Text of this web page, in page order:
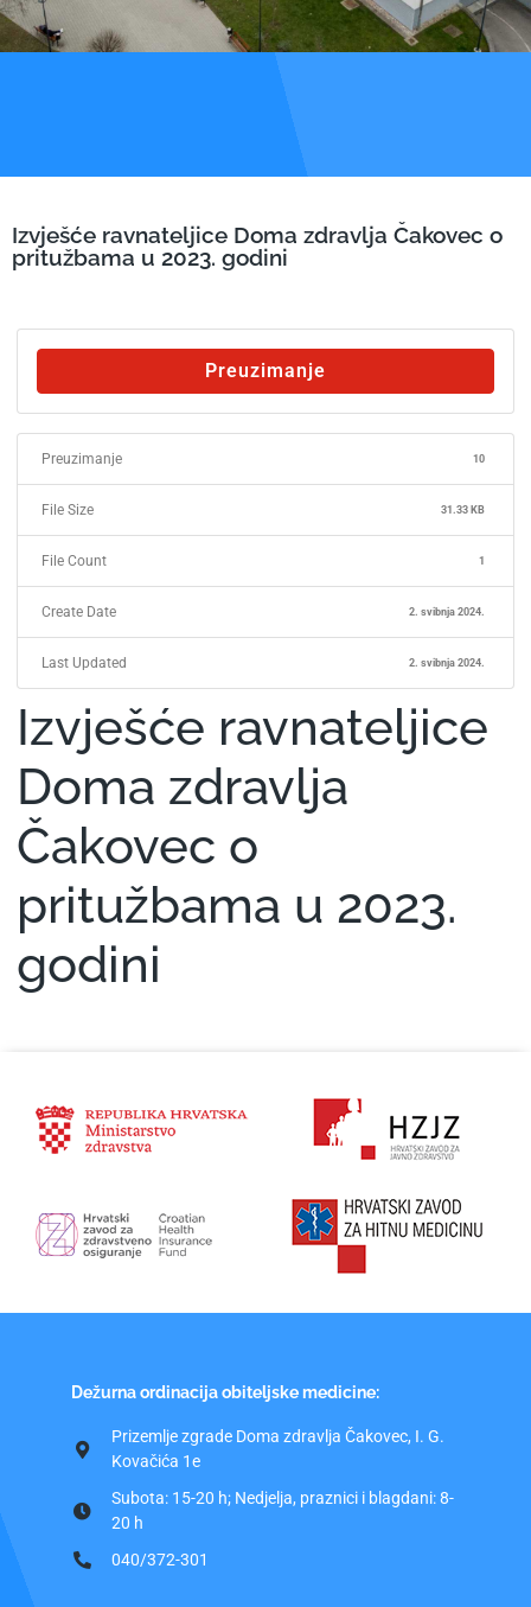
Izvješće ravnateljice Doma zdravlja Čakovec o
pritužbama u 2023. godini
Preuzimanje
Preuzimanje 10
File Size 31.33 KB
File Count 1
Create Date 2. svibnja 2024.
Last Updated 2. svibnja 2024.
Izvješće ravnateljice
Doma zdravlja
Čakovec o
pritužbama u 2023.
godini
Dežurna ordinacija obiteljske medicine:
Prizemlje zgrade Doma zdravlja Čakovec, I. G.
Kovačića 1e
Subota: 15-20 h; Nedjelja, praznici i blagdani: 8-
20 h
040/372-301